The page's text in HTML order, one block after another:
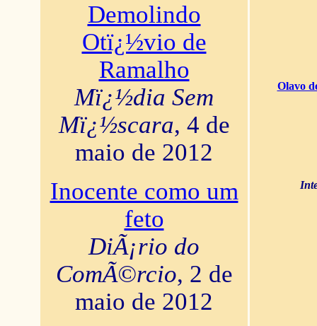
Demolindo
Otï¿½vio de
Ramalho
Mï¿½dia Sem
Mï¿½scara, 4 de
maio de 2012
Inocente como um
feto
DiÃ¡rio do
ComÃ©rcio, 2 de
maio de 2012
Olavo